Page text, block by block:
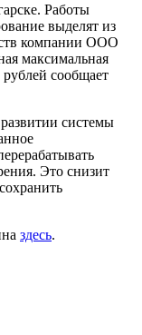
Работы
выделят из
компании ООО
максимальная
рублей сообщает
системы
Это снизит
здесь.